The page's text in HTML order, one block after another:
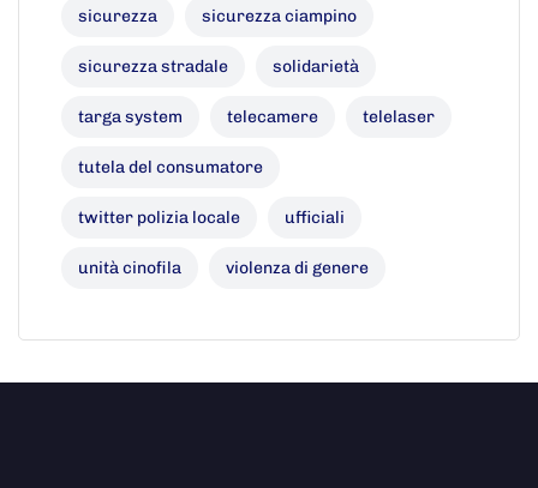
sicurezza sicurezza ciampino
sicurezza stradale solidarietà
targa system telecamere telelaser
tutela del consumatore
twitter polizia locale ufficiali
unità cinofila violenza di genere